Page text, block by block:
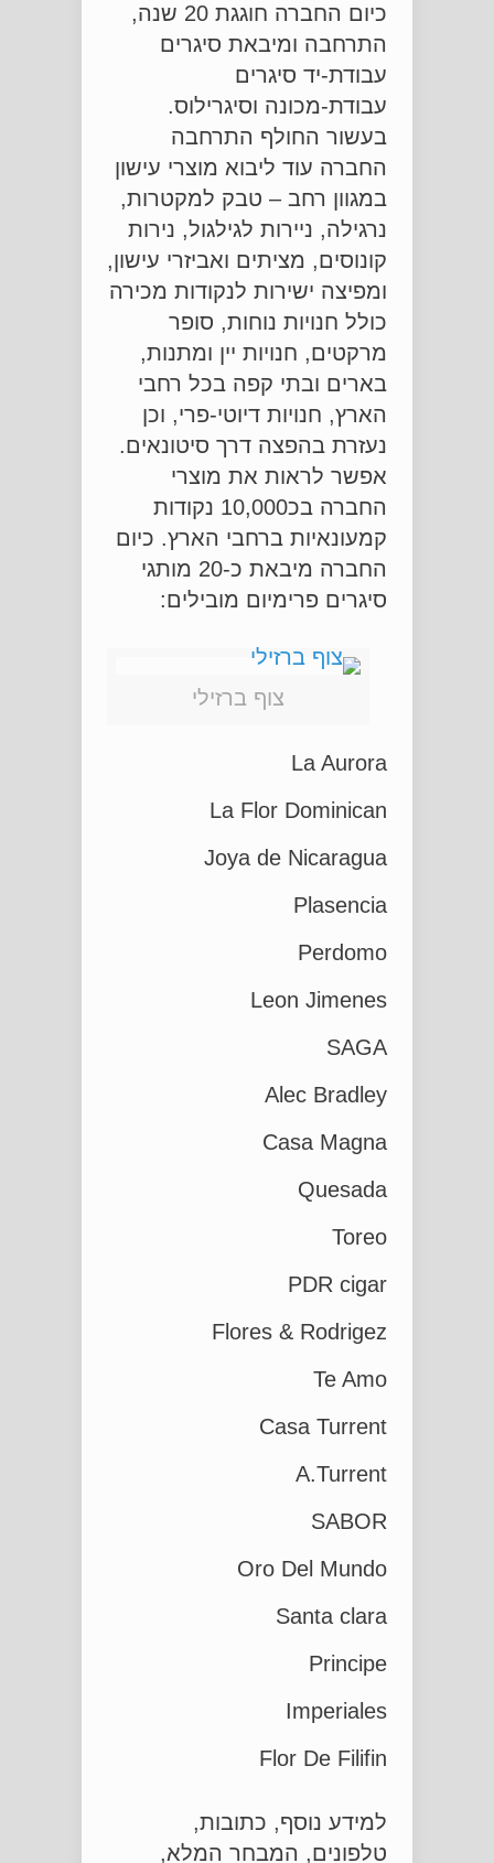
כיום החברה חוגגת 20 שנה,
התרחבה ומיבאת סיגרים
עבודת-יד סיגרים
עבודת-מכונה וסיגרילוס.
בעשור החולף התרחבה
החברה עוד ליבוא מוצרי עישון
במגוון רחב – טבק למקטרות,
נרגילה, ניירות לגילגול, נירות
קונוסים, מציתים ואביזרי עישון,
ומפיצה ישירות לנקודות מכירה
כולל חנויות נוחות, סופר
מרקטים, חנויות יין ומתנות,
בארים ובתי קפה בכל רחבי
הארץ, חנויות דיוטי-פרי, וכן
נעזרת בהפצה דרך סיטונאים.
אפשר לראות את מוצרי
החברה בכ10,000 נקודות
קמעונאיות ברחבי הארץ. כיום
החברה מיבאת כ-20 מותגי
סיגרים פרימיום מובילים:
צוף ברזילי
La Aurora
La Flor Dominican
Joya de Nicaragua
Plasencia
Perdomo
Leon Jimenes
SAGA
Alec Bradley
Casa Magna
Quesada
Toreo
PDR cigar
Flores & Rodrigez
Te Amo
Casa Turrent
A.Turrent
SABOR
Oro Del Mundo
Santa clara
Principe
Imperiales
Flor De Filifin
למידע נוסף, כתובות,
טלפונים, המבחר המלא,